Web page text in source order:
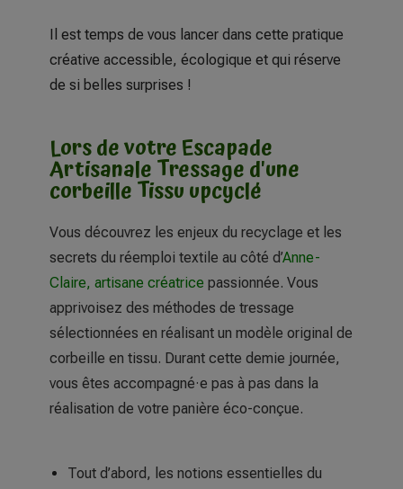
Il est temps de vous lancer dans cette pratique
créative accessible, écologique et qui réserve
de si belles surprises !
Lors de votre Escapade
Artisanale Tressage d'une
corbeille Tissu upcyclé
Vous découvrez les enjeux du recyclage et les
secrets du réemploi textile au côté d’Anne-
Claire, artisane créatrice passionnée. Vous
apprivoisez des méthodes de tressage
sélectionnées en réalisant un modèle original de
corbeille en tissu. Durant cette demie journée,
vous êtes accompagné·e pas à pas dans la
réalisation de votre panière éco-conçue.
Tout d’abord, les notions essentielles du